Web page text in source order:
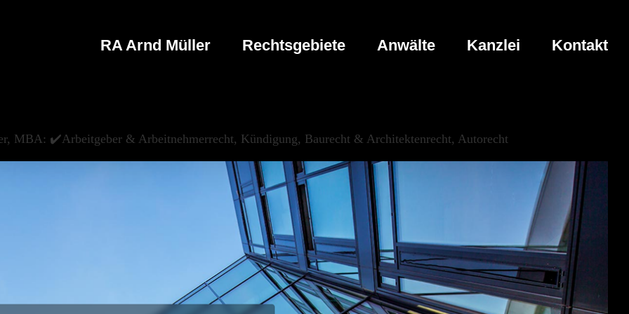
RA Arnd Müller Rechtsgebiete Anwälte Kanzlei Kontakt
MBA: ✔️Arbeitgeber & Arbeitnehmerrecht, Kündigung, Baurecht & Architektenrecht, Autorecht